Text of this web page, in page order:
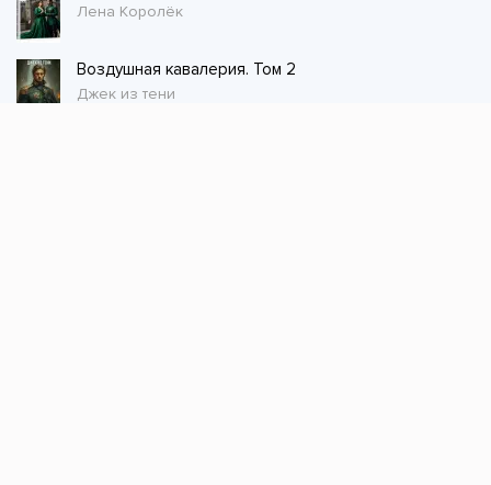
Лена Королёк
Воздушная кавалерия. Том 2
Джек из тени